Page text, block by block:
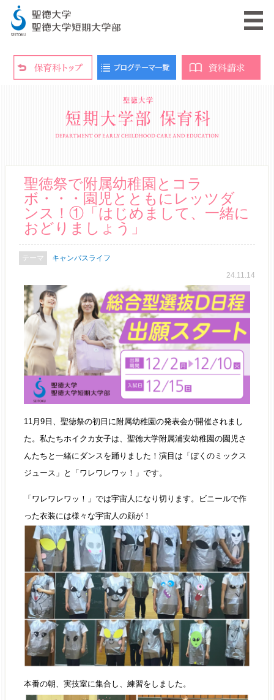
聖徳祭で附属幼稚園とコラ
ボ・・・園児とともにレッツダ
ンス！①「はじめまして、一緒に
おどりましょう」
キャンパスライフ
24.11.14
11月9日、聖徳祭の初日に附属幼稚園の発表会が開催されまし
た。私たちホイクカ女子は、聖徳大学附属浦安幼稚園の園児さ
んたちと一緒にダンスを踊りました！演目は「ぼくのミックス
ジュース」と「ワレワレワッ！」です。
「ワレワレワッ！」では宇宙人になり切ります。ビニールで作
った衣装には様々な宇宙人の顔が！
本番の朝、実技室に集合し、練習をしました。